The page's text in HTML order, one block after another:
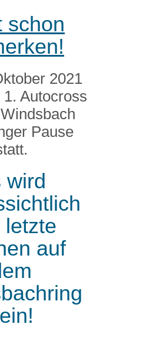
schon
2021
Autocross
Pause
wird
letzte
auf